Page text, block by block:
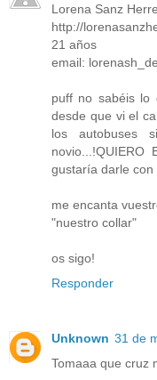
Lorena Sanz
http://
21 años
email:
puff no sabéis lo
desde que vi el
los autobuses
gustaría darle con
me encanta
"nuestro collar"
os sigo!
Responder
Unknown 31 de
Tomaaa que cruz